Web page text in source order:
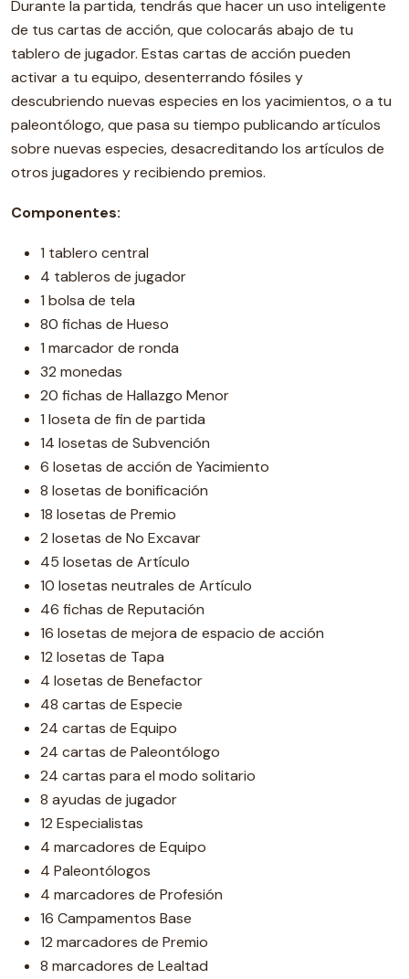
Durante la partida, tendrás que hacer un uso inteligente
de tus cartas de acción, que colocarás abajo de tu
tablero de jugador. Estas cartas de acción pueden
activar a tu equipo, desenterrando fósiles y
descubriendo nuevas especies en los yacimientos, o a tu
paleontólogo, que pasa su tiempo publicando artículos
sobre nuevas especies, desacreditando los artículos de
otros jugadores y recibiendo premios.
Componentes:
1 tablero central
4 tableros de jugador
1 bolsa de tela
80 fichas de Hueso
1 marcador de ronda
32 monedas
20 fichas de Hallazgo Menor
1 loseta de fin de partida
14 losetas de Subvención
6 losetas de acción de Yacimiento
8 losetas de bonificación
18 losetas de Premio
2 losetas de No Excavar
45 losetas de Artículo
10 losetas neutrales de Artículo
46 fichas de Reputación
16 losetas de mejora de espacio de acción
12 losetas de Tapa
4 losetas de Benefactor
48 cartas de Especie
24 cartas de Equipo
24 cartas de Paleontólogo
24 cartas para el modo solitario
8 ayudas de jugador
12 Especialistas
4 marcadores de Equipo
4 Paleontólogos
4 marcadores de Profesión
16 Campamentos Base
12 marcadores de Premio
8 marcadores de Lealtad